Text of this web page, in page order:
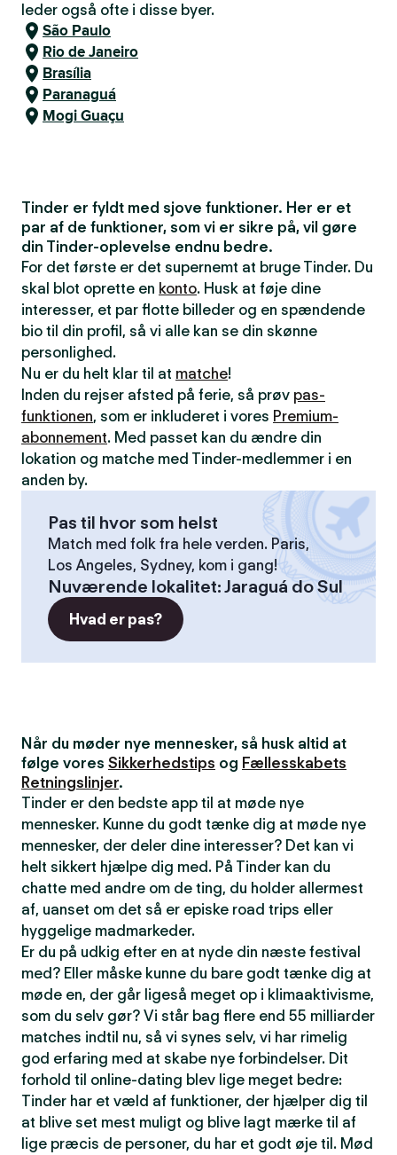
leder også ofte i disse byer.
São Paulo
Rio de Janeiro
Brasília
Paranaguá
Mogi Guaçu
Tinder er fyldt med sjove funktioner. Her er et
par af de funktioner, som vi er sikre på, vil gøre
din Tinder-oplevelse endnu bedre.
For det første er det supernemt at bruge Tinder. Du
skal blot oprette en konto. Husk at føje dine
interesser, et par flotte billeder og en spændende
bio til din profil, så vi alle kan se din skønne
personlighed.
Nu er du helt klar til at matche!
Inden du rejser afsted på ferie, så prøv pas-
funktionen, som er inkluderet i vores Premium-
abonnement. Med passet kan du ændre din
lokation og matche med Tinder-medlemmer i en
anden by.
Pas til hvor som helst
Match med folk fra hele verden. Paris,
Los Angeles, Sydney, kom i gang!
Nuværende lokalitet:Jaraguá do Sul
Hvad er pas?
Når du møder nye mennesker, så husk altid at
følge vores Sikkerhedstips og Fællesskabets
Retningslinjer.
Tinder er den bedste app til at møde nye
mennesker. Kunne du godt tænke dig at møde nye
mennesker, der deler dine interesser? Det kan vi
helt sikkert hjælpe dig med. På Tinder kan du
chatte med andre om de ting, du holder allermest
af, uanset om det så er episke road trips eller
hyggelige madmarkeder.
Er du på udkig efter en at nyde din næste festival
med? Eller måske kunne du bare godt tænke dig at
møde en, der går ligeså meget op i klimaaktivisme,
som du selv gør? Vi står bag flere end 55 milliarder
matches indtil nu, så vi synes selv, vi har rimelig
god erfaring med at skabe nye forbindelser. Dit
forhold til online-dating blev lige meget bedre:
Tinder har et væld af funktioner, der hjælper dig til
at blive set mest muligt og blive lagt mærke til af
lige præcis de personer, du har et godt øje til. Mød